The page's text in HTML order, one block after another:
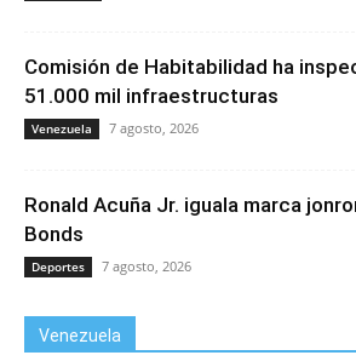
Comisión de Habitabilidad ha
51.000 mil infraestructuras
Venezuela 7 agosto, 2026
Ronald Acuña Jr. iguala marca
Bonds
Deportes 7 agosto, 2026
Venezuela